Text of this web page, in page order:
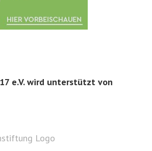
e.V. wird unterstützt von